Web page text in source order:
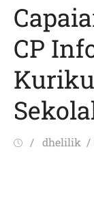
CP
PostedAuthor
dhelilik